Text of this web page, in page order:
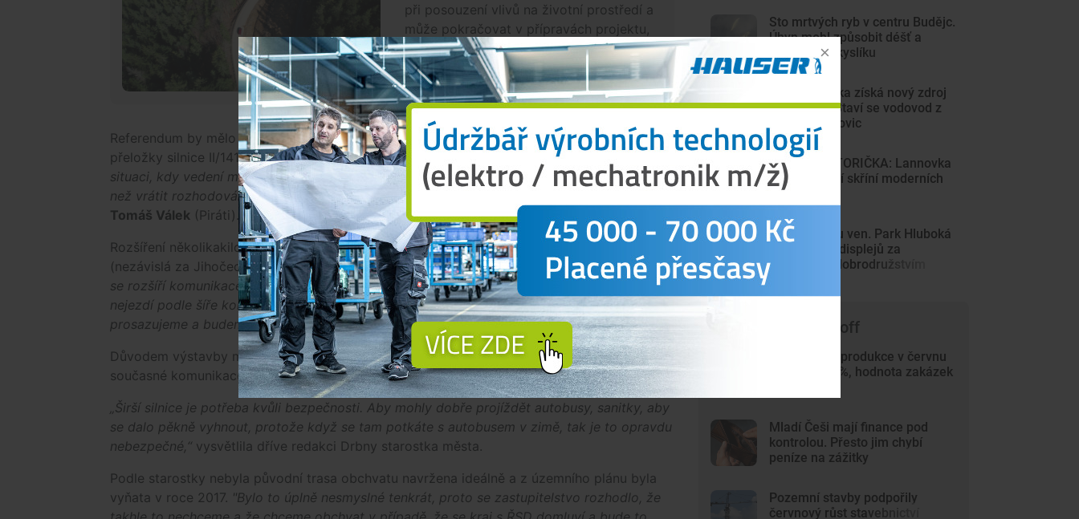
při posouzení vlivů na životní prostředí a
může pokračovat v přípravách projektu,
který vyvolal silnou kritiku odborníků.
Nově se...
Referendum by mělo zavázat orgány města k prosazení odklonu silnice I/39 a navazující
přeložky silnice II/141."Rozvoj Šumavy nesmí odnést bezpečnost dětí a klid obyvatel. V
situaci, kdy vedení města odmítá situaci řešit a blokuje i základní přípravné kroky, nezbývá
než vrátit rozhodování do rukou občanů,"
uvedl zmocněnec přípravného výboru a zastupitel
Tomáš Válek (Piráti).
Rozšíření několikakilometrového úseku silnice II/141 podle starostky
Martiny Pospíšilové
(nezávislá za Jihočechy 2012) dopravu ve městě výrazně neovlivní.
"Oni to vidí tak, že když
se rozšíří komunikace, tak všechny kamiony pojedou přes Volary. My tvrdíme, že kamiony
nejezdí podle šíře komunikace, ale jezdí podle navigace a hledají nejkratší cestu. Proto my
prosazujeme a budeme nadále prosazovat odklon dopravy na Vimperk,"řekla Pospíšilová.
Důvodem výstavby mají být podle kraje i strostky především bezpečnostní problémy
současné komunikace s nevyhovujícími technickými parametry.
„Širší silnice je potřeba kvůli bezpečnosti. Aby mohly dobře projíždět autobusy, sanitky, aby
se dalo pěkně vyhnout, protože když se tam potkáte s autobusem v zimě, tak je to opravdu
nebezpečné,“ vysvětlila dříve redakci Drbny starostka města.
Podle starostky nebyla původní trasa obchvatu navržena ideálně a z územního plánu byla
vyňata v roce 2017. "Bylo to úplně nesmyslné tenkrát, proto se zastupitelstvo rozhodlo, že
Sto mrtvých ryb v centru Budějc.
Úhyn mohl způsobit déšť a
nedostatek kyslíku
Sever Písecka získá nový zdroj
pitné vody. Staví se vodovod z
Krsic do Mirovic
DRBNA HISTORIČKA: Lannovka
byla výkladní skříní moderních
Budějovic
Z Minecraftu ven. Park Hluboká
láká děti od displejů za
skutečným dobrodružstvím
O čem píše Trade-off
Průmyslová produkce v červnu
vzrostla o 4 %, hodnota zakázek
Mladí Češi mají finance pod
kontrolou. Přesto jim chybí
peníze na zážitky
Pozemní stavby podpořily
červnový růst stavebnictví